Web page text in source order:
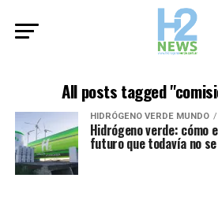
All posts tagged
HIDRÓGENO VERDE MUNDO
Hidrógeno verde: cómo
futuro que todavía no